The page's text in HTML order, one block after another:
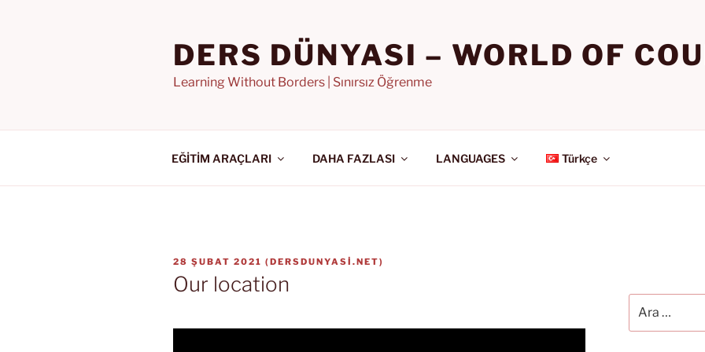
DERS DÜNYASI – WORLD OF
Learning Without Borders | Sınırsız Öğrenme
EĞİTİM ARAÇLARI DAHA FAZLASI LANGUAGES Türkçe
YAYIM
TARIHI
28 ŞUBAT 2021 (DERSDUNYASI.NET)
Our location